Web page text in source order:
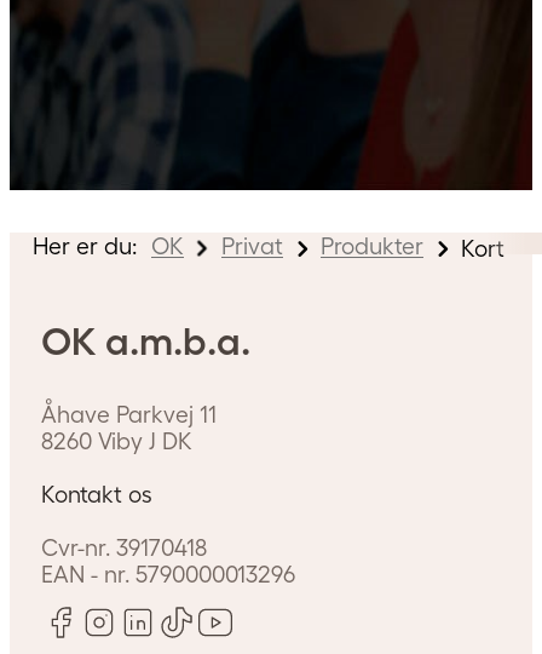
Her er du: OK Privat Produkter Kort
OK a.m.b.a.
Åhave Parkvej 11
8260 Viby J DK
Kontakt os
Cvr-nr. 39170418
EAN - nr.5790000013296